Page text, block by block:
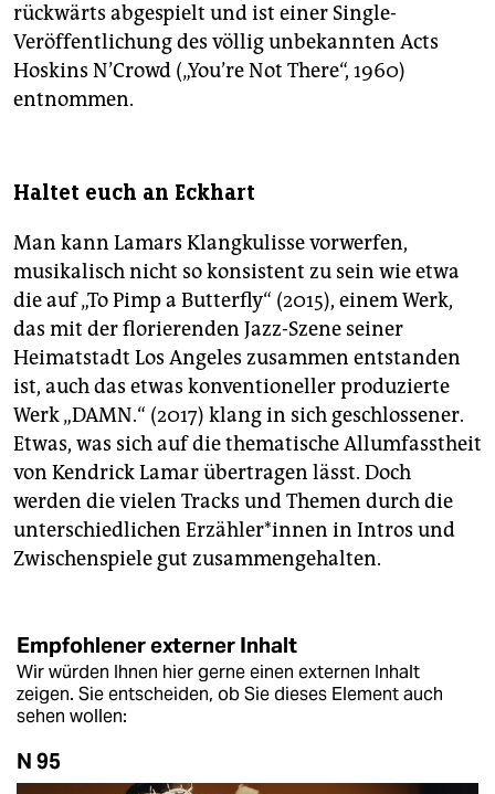
rückwärts abgespielt und ist einer Single-
Veröffentlichung des völlig unbekannten Acts
Hoskins N’Crowd („You’re Not There“, 1960)
entnommen.
Haltet euch an Eckhart
Man kann Lamars Klangkulisse vorwerfen,
musikalisch nicht so konsistent zu sein wie etwa
die auf „To Pimp a Butterfly“ (2015), einem Werk,
das mit der florierenden Jazz-Szene seiner
Heimatstadt Los Angeles zusammen entstanden
ist, auch das etwas konventioneller produzierte
Werk „DAMN.“ (2017) klang in sich geschlossener.
Etwas, was sich auf die thematische Allumfasstheit
von Kendrick Lamar übertragen lässt. Doch
werden die vielen Tracks und Themen durch die
unterschiedlichen Er­zäh­le­r*in­nen in Intros und
Zwischenspiele gut zusammengehalten.
Empfohlener externer Inhalt
Wir würden Ihnen hier gerne einen externen Inhalt
zeigen. Sie entscheiden, ob Sie dieses Element auch
sehen wollen:
N 95